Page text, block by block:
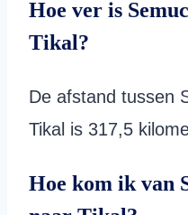
Hoe ver is
Tikal?
De afstand tussen
Tikal is 317,5
Hoe kom ik van